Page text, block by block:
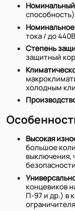
тока / до
Степень
защитный
холодным
Высокая
большое
выключения,
концевиков
П-97 и др.) в